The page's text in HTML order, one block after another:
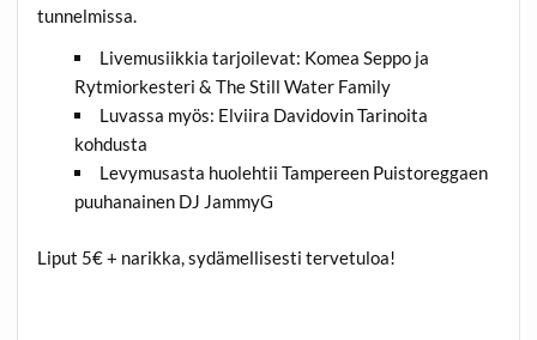
tunnelmissa.
Livemusiikkia tarjoilevat: Komea Seppo ja
Rytmiorkesteri & The Still Water Family
Luvassa myös: Elviira Davidovin Tarinoita
kohdusta
Levymusasta huolehtii Tampereen Puistoreggaen
puuhanainen DJ JammyG
Liput 5€ + narikka, sydämellisesti tervetuloa!